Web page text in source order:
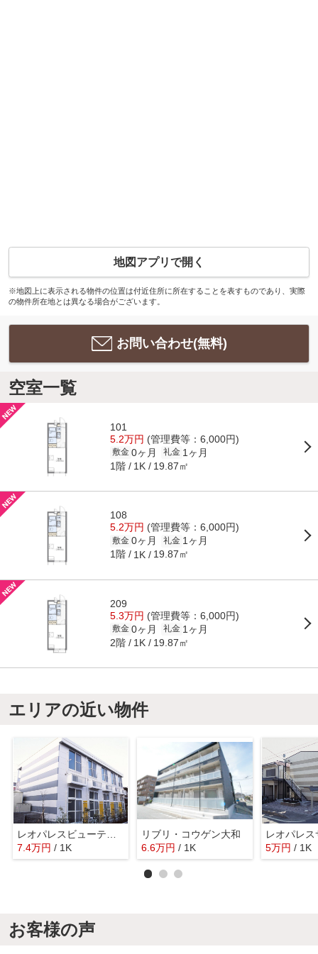
地図アプリで開く
※地図上に表示される物件の位置は付近住所に所在することを表すものであり、実際
の物件所在地とは異なる場合がございます。
お問い合わせ(無料)
空室一覧
101
5.2万円 (管理費等：6,000円)
敷金 0ヶ月 礼金 1ヶ月
1階 1K 19.87㎡
108
5.2万円 (管理費等：6,000円)
敷金 0ヶ月 礼金 1ヶ月
1階 1K 19.87㎡
209
5.3万円 (管理費等：6,000円)
敷金 0ヶ月 礼金 1ヶ月
2階 1K 19.87㎡
エリアの近い物件
7.4万円 / 1K
リブリ・コウゲン大和
6.6万円 / 1K 5万円 / 1K
お客様の声